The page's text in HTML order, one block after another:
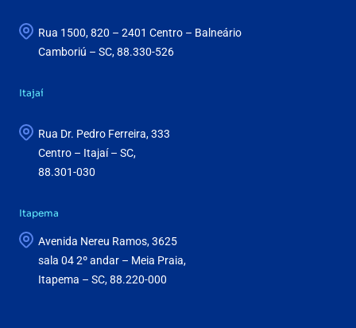
Rua 1500, 820 – 2401 Centro – Balneário
Camboriú – SC, 88.330-526
Itajaí
Rua Dr. Pedro Ferreira, 333
Centro – Itajaí – SC,
88.301-030
Itapema
Avenida Nereu Ramos, 3625
sala 04 2º andar – Meia Praia,
Itapema – SC, 88.220-000